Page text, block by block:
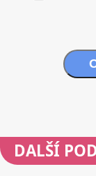
DALŠÍ